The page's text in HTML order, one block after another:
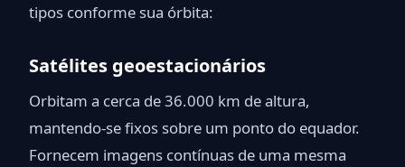
tipos conforme sua órbita:
Satélites geoestacionários
Orbitam a cerca de 36.000 km de altura,
mantendo-se fixos sobre um ponto do equador.
Fornecem imagens contínuas de uma mesma